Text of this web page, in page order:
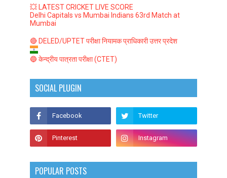
💥 LATEST CRICKET LIVE SCORE
Delhi Capitals vs Mumbai Indians 63rd Match at
Mumbai
🔴 DELED/UPTET परीक्षा नियामक प्राधिकारी उत्तर प्रदेश
🔵 केन्द्रीय पात्रता परीक्षा (CTET)
SOCIAL PLUGIN
POPULAR POSTS